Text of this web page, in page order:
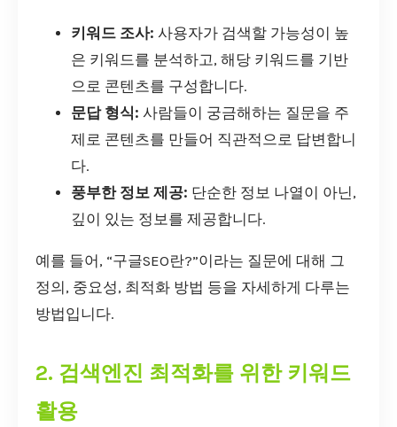
키워드 조사: 사용자가 검색할 가능성이 높
은 키워드를 분석하고, 해당 키워드를 기반
으로 콘텐츠를 구성합니다.
문답 형식: 사람들이 궁금해하는 질문을 주
제로 콘텐츠를 만들어 직관적으로 답변합니
다.
풍부한 정보 제공: 단순한 정보 나열이 아닌,
깊이 있는 정보를 제공합니다.
예를 들어, “구글SEO란?”이라는 질문에 대해 그
정의, 중요성, 최적화 방법 등을 자세하게 다루는
방법입니다.
2. 검색엔진 최적화를 위한 키워드
활용